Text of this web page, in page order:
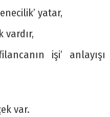
yatar,
işi’ anlayışı
var.